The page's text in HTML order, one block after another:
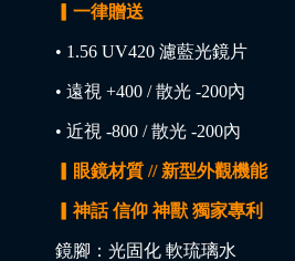
▎一律贈送
• 1.56 UV420 濾藍光鏡片
• 遠視 +400 / 散光 -200內
• 近視 -800 / 散光 -200內
▎眼鏡材質 // 新型外觀機能
▎神話 信仰 神獸 獨家專利
鏡腳：光固化 軟琉璃水